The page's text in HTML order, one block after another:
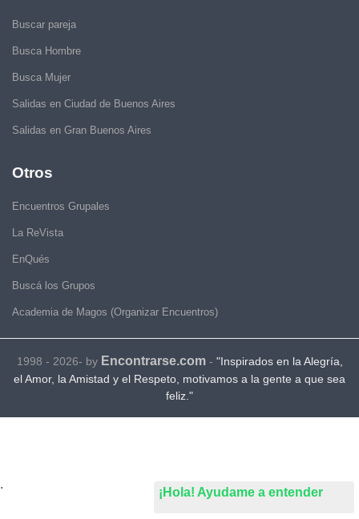
¡Hola! Ayudame a entender
Buscar pareja
Busca Hombre
Busca Mujer
Salidas en Ciudad de Buenos Aires
Salidas en Gran Buenos Aires
Otros
Encuentros Grupales
La ReVista
EnQués
Buscá los Grupos
Academia de Magos (Organizar Encuentros)
1998 - 2026- by Encontrarse.com- "Inspirados en la Alegría,
el Amor, la Amistad y el Respeto, motivamos a la gente a que sea
feliz."
.